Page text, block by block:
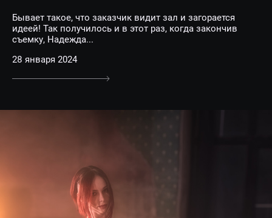
Бывает такое, что заказчик видит зал и загорается
идеей! Так получилось и в этот раз, когда закончив
съемку, Надежда...
28 января 2024